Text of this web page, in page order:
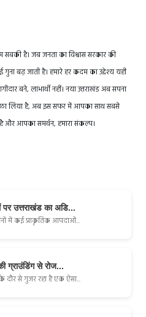
है। जब जनता का विश्वास सरकार की
बढ़ जाती है। हमारे हर कदम का उद्देश्य यही
बने, लाभार्थी नहीं। नया उत्तराखंड अब सपना
लिया है, अब इस सफर में आपका साथ सबसे
है और आपका समर्थन, हमारा संकल्प।
पर उत्तराखंड का अडि...
में कई प्राकृतिक आपदाओं...
ग्राउंडिंग से रोज...
दौर से गुजर रहा है एक ऐसा...